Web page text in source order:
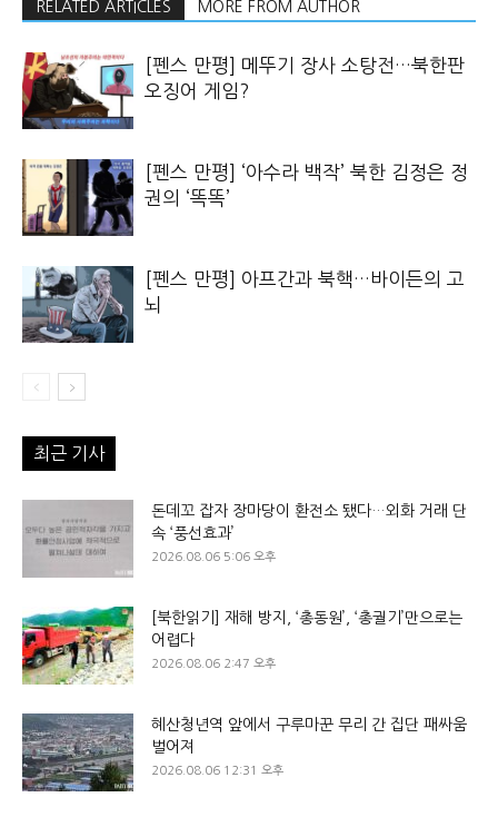
RELATED ARTICLES MORE FROM AUTHOR
[펜스 만평] 메뚜기 장사 소탕전…북한판
오징어 게임?
[펜스 만평] ‘아수라 백작’ 북한 김정은 정
권의 ‘똑똑’
[펜스 만평] 아프간과 북핵…바이든의 고
뇌
최근 기사
돈데꼬 잡자 장마당이 환전소 됐다…외화 거래 단
속 ‘풍선효과’
2026.08.06 5:06 오후
[북한읽기] 재해 방지, ‘총동원’, ‘총궐기’만으로는
어렵다
2026.08.06 2:47 오후
혜산청년역 앞에서 구루마꾼 무리 간 집단 패싸움
벌어져
2026.08.06 12:31 오후